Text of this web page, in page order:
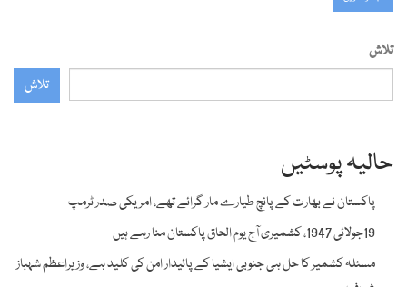
تلاش
تلاش
حالیہ پوسٹیں
پاکستان نے بھارت کے پانچ طیارے مار گرائے تھے، امریکی صدر ٹرمپ
19جولائی 1947، کشمیری آج یوم الحاق پاکستان منا رہے ہیں
مسئلہ کشمیر کا حل ہی جنوبی ایشیا کے پائیدار امن کی کلید ہے، وزیراعظم شہباز